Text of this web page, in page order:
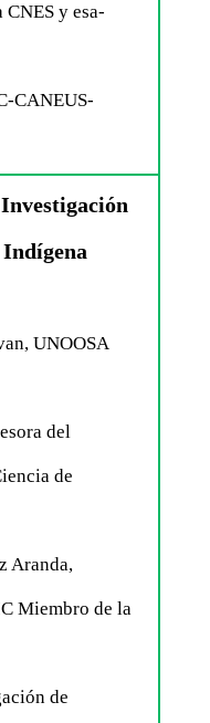
y esa-
CANEUS-
UNOOSA
del
de
Aranda,
Miembro de la
de